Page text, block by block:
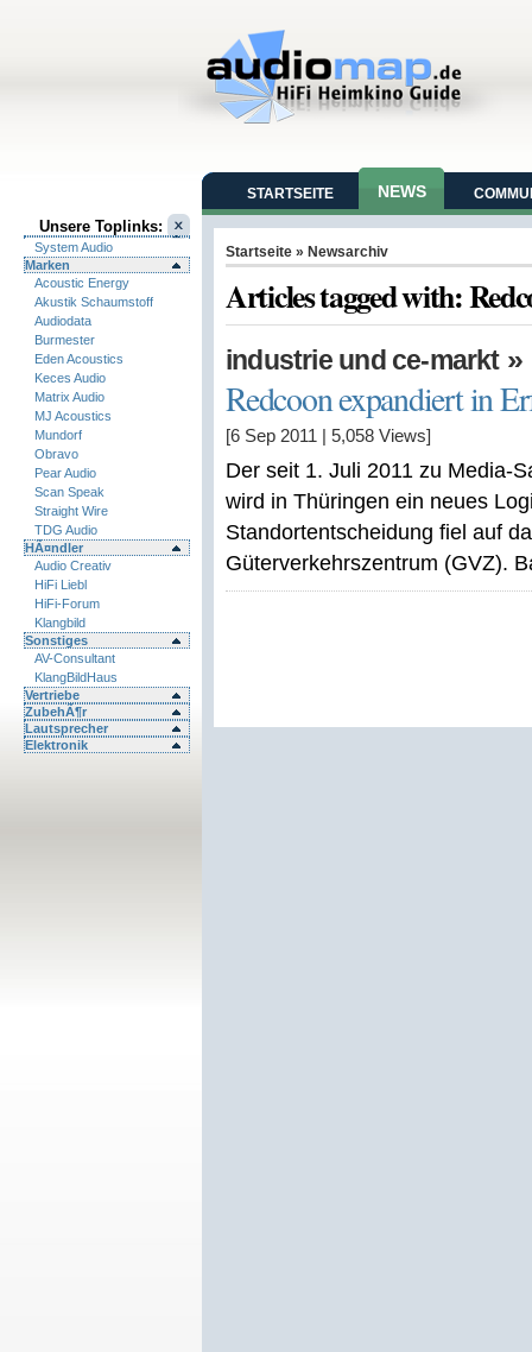
Unsere Toplinks:
System Audio
Marken
Acoustic Energy
Akustik Schaumstoff
Audiodata
Burmester
Eden Acoustics
Keces Audio
Matrix Audio
MJ Acoustics
Mundorf
Obravo
Pear Audio
Scan Speak
Straight Wire
TDG Audio
HÃ¤ndler
Audio Creativ
HiFi Liebl
HiFi-Forum
Klangbild
Sonstiges
AV-Consultant
KlangBildHaus
Vertriebe
ZubehÃ¶r
Lautsprecher
Elektronik
STARTSEITE NEWS
Startseite » Newsarchiv
Articles tagged with:
industrie und ce-markt»
Redcoon expandiert in
[6 Sep 2011 5,058 Views]
Der seit 1. Juli 2011 zu Media-
wird in Thüringen ein neues
Standortentscheidung fiel auf
Güterverkehrszentrum (GVZ).